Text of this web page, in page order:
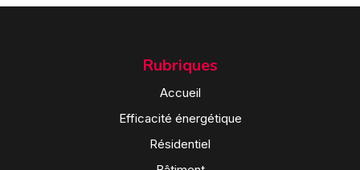
Rubriques
Accueil
Efficacité énergétique
Résidentiel